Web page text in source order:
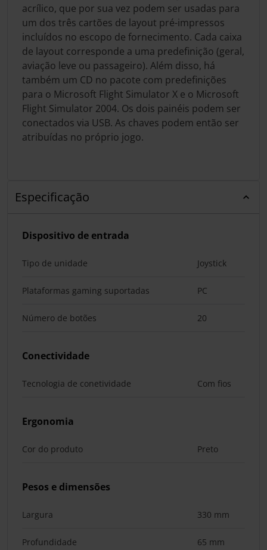
acrílico, que por sua vez podem ser usadas para
um dos três cartões de layout pré-impressos
incluídos no escopo de fornecimento. Cada caixa
de layout corresponde a uma predefinição (geral,
aviação leve ou passageiro). Além disso, há
também um CD no pacote com predefinições
para o Microsoft Flight Simulator X e o Microsoft
Flight Simulator 2004. Os dois painéis podem ser
conectados via USB. As chaves podem então ser
atribuídas no próprio jogo.
Especificação
Dispositivo de entrada
Tipo de unidade Joystick
Plataformas gaming suportadas PC
Número de botões 20
Conectividade
Tecnologia de conetividade Com fios
Ergonomia
Cor do produto Preto
Pesos e dimensões
Largura 330 mm
Profundidade 65 mm